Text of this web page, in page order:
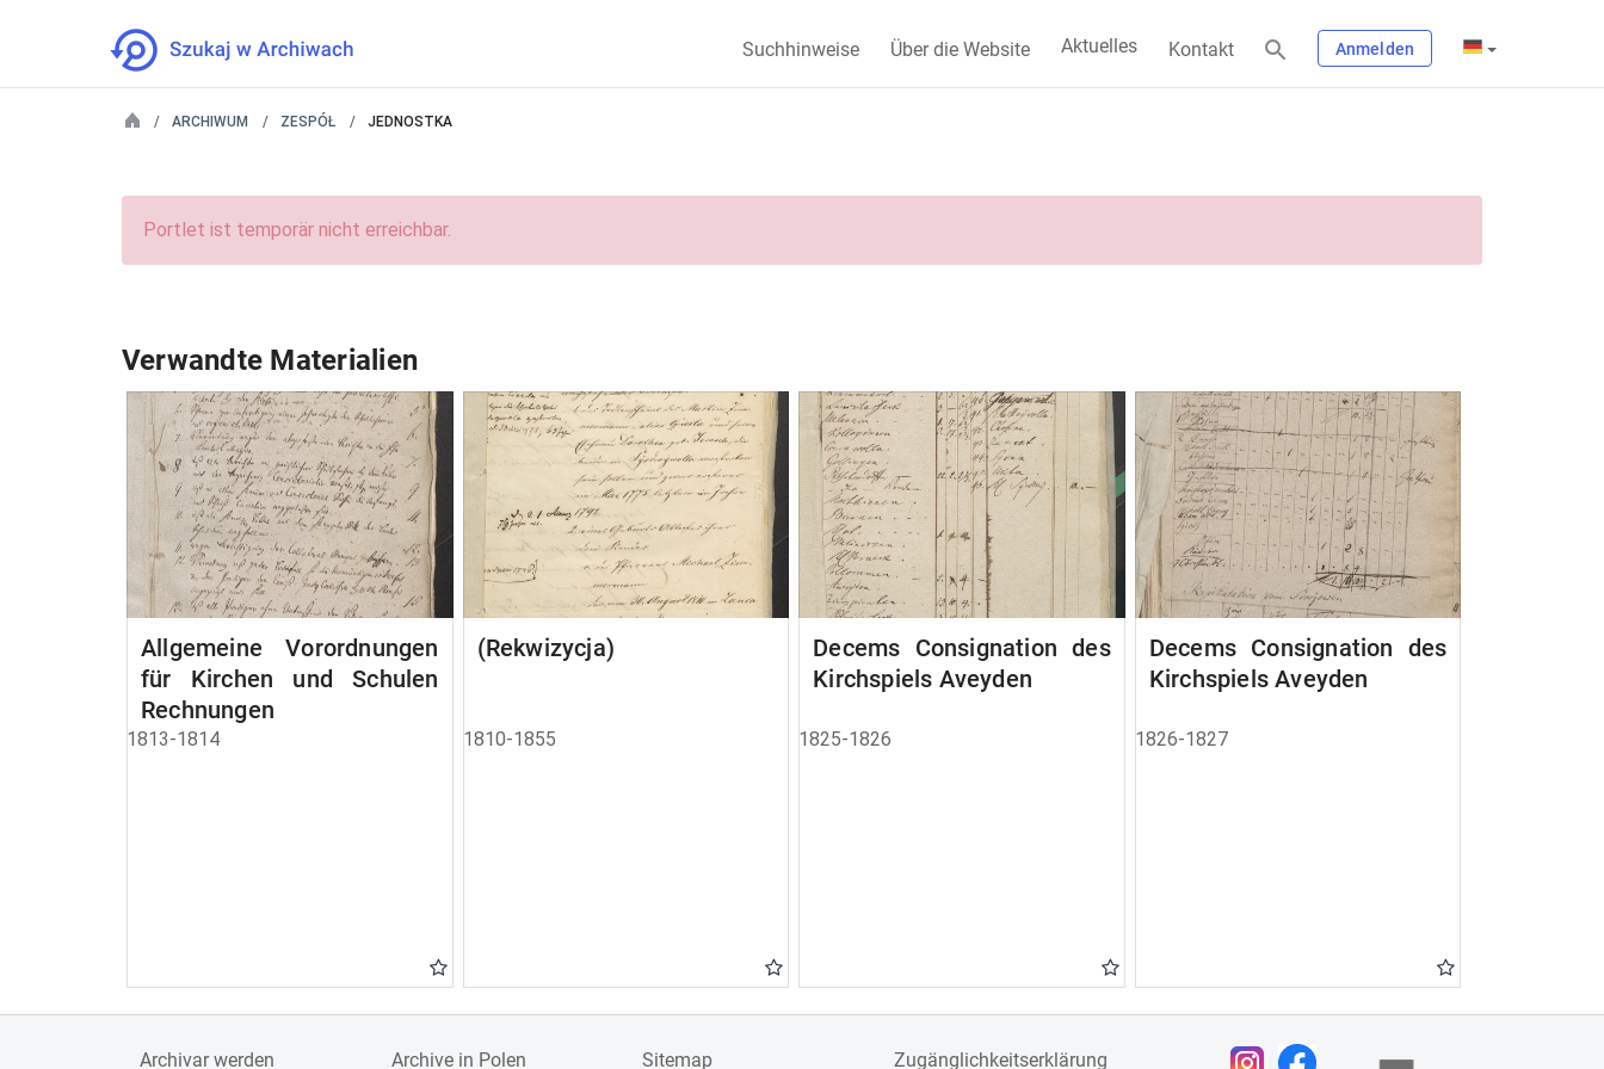
Suchhinweise Über die Website Aktuelles Kontakt Anmelden
ARCHIWUM ZESPÓŁ JEDNOSTKA
Portlet ist temporär nicht erreichbar.
Verwandte Materialien
Allgemeine Vorordnungen
für Kirchen und Schulen
Rechnungen
1813-1814
(Rekwizycja)
1810-1855
Decems Consignation des
Kirchspiels Aveyden
1825-1826
Decems Consignation des
Kirchspiels Aveyden
1826-1827
Archivar werden Archive in Polen Sitemap Zugänglichkeitserklärung